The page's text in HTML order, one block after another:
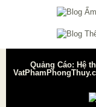
Quảng Cáo: Hệ